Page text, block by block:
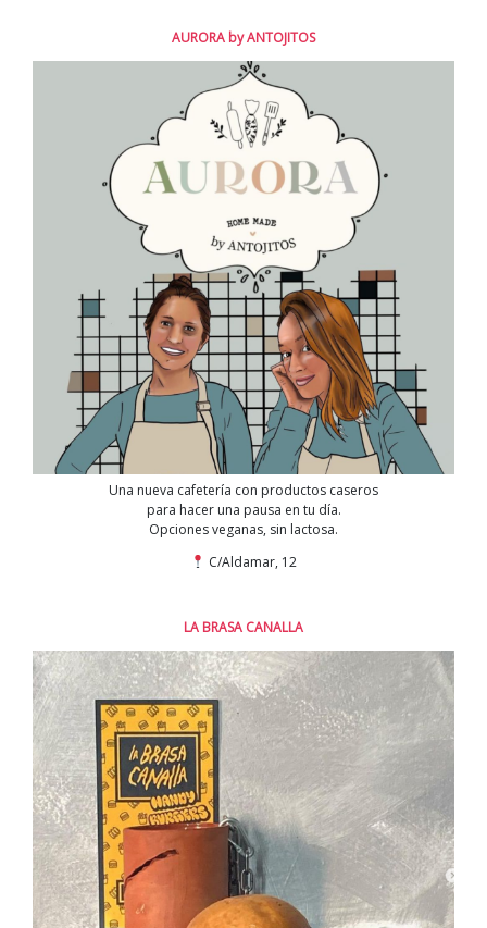
AURORA by ANTOJITOS
Una nueva cafetería con productos caseros
para hacer una pausa en tu día.
Opciones veganas, sin lactosa.
C/Aldamar, 12
LA BRASA CANALLA